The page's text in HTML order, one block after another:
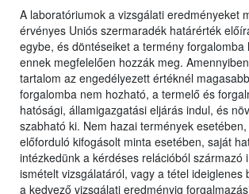
A laboratóriumok a vizsgálati eredményeket
érvényes Uniós szermaradék határérték
egybe, és döntéseiket a termény forgalomba
ennek megfelelően hozzák meg.
tartalom az engedélyezett értéknél
forgalomba nem hozható, a termelő és
hatósági, államigazgatási eljárás indul, és
szabható ki. Nem hazai termények
előforduló kifogásolt minta esetében, saját
intézkedünk a kérdéses relációból származó
ismételt vizsgálatáról, vagy a tétel ideiglenes
a kedvező vizsgálati eredményig